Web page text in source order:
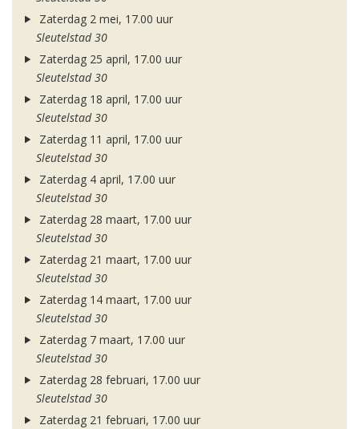
Zaterdag 2 mei, 17.00 uur
Sleutelstad 30
Zaterdag 25 april, 17.00 uur
Sleutelstad 30
Zaterdag 18 april, 17.00 uur
Sleutelstad 30
Zaterdag 11 april, 17.00 uur
Sleutelstad 30
Zaterdag 4 april, 17.00 uur
Sleutelstad 30
Zaterdag 28 maart, 17.00 uur
Sleutelstad 30
Zaterdag 21 maart, 17.00 uur
Sleutelstad 30
Zaterdag 14 maart, 17.00 uur
Sleutelstad 30
Zaterdag 7 maart, 17.00 uur
Sleutelstad 30
Zaterdag 28 februari, 17.00 uur
Sleutelstad 30
Zaterdag 21 februari, 17.00 uur